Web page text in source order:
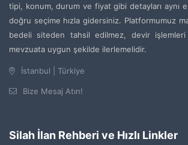
tipi, konum, durum ve fiyat gibi detayları aynı
doğru seçime hızla gidersiniz. Platformumuz
bedeli siteden tahsil edilmez, devir
mevzuata uygun şekilde ilerlemelidir.
İstanbul | Türkiye
Bize Mesaj Atın!
Silah İlan Rehberi ve Hızlı Linkler